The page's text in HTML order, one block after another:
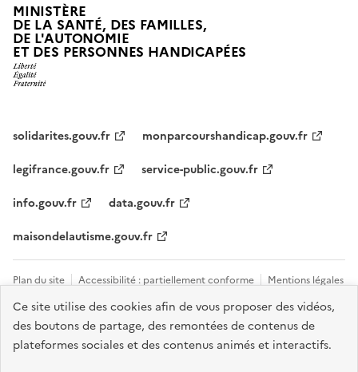
Ce site utilise des cookies afin de vous proposer des vidéos,
des boutons de partage, des remontées de contenus de
plateformes sociales et des contenus animés et interactifs.
MINISTÈRE
DE LA SANTÉ, DES FAMILLES,
DE L'AUTONOMIE
ET DES PERSONNES HANDICAPÉES
solidarites.gouv.fr
monparcourshandicap.gouv.fr
legifrance.gouv.fr
service-public.gouv.fr
info.gouv.fr
data.gouv.fr
maisondelautisme.gouv.fr
Plan du site Accessibilité : partiellement conforme
Mentions légales
Données personnelles et cookies
Nous contacter
Gestion des
cookies